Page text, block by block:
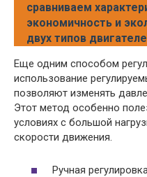
сравниваем
экономичность и
двух типов
Еще одним способом
использование
позволяют изменять
Этот метод особенно
условиях с большой
скорости движения.
Ручная